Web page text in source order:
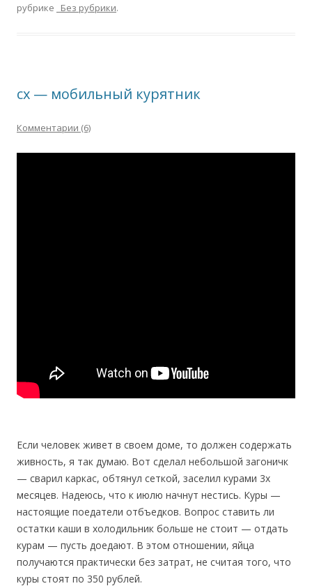
рубрике
_Без рубрики.
сх — мобильный курятник
Комментарии (6)
Если человек живет в своем доме, то должен содержать
живность, я так думаю. Вот сделал небольшой загоничк
— сварил каркас, обтянул сеткой, заселил курами 3х
месяцев. Надеюсь, что к июлю начнут нестись. Куры —
настоящие поедатели отбъедков. Вопрос ставить ли
остатки каши в холодильник больше не стоит — отдать
курам — пусть доедают. В этом отношении, яйца
получаются практически без затрат, не считая того, что
куры стоят по 350 рублей.